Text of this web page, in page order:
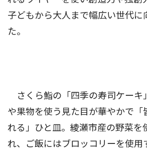
子どもから大人まで幅広い世代に
た。
さくら鮨の「四季の寿司ケーキ
や果物を使う見た目が華やかで「
れる」ひと皿。綾瀬市産の野菜を
れ、ご飯にはブロッコリーを使用